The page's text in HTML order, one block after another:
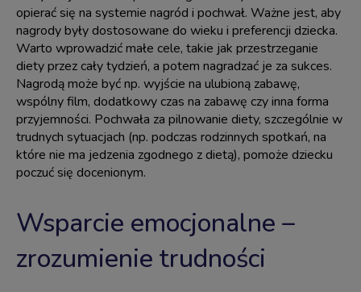
opierać się na systemie nagród i pochwał. Ważne jest, aby
nagrody były dostosowane do wieku i preferencji dziecka.
Warto wprowadzić małe cele, takie jak przestrzeganie
diety przez cały tydzień, a potem nagradzać je za sukces.
Nagrodą może być np. wyjście na ulubioną zabawę,
wspólny film, dodatkowy czas na zabawę czy inna forma
przyjemności. Pochwała za pilnowanie diety, szczególnie w
trudnych sytuacjach (np. podczas rodzinnych spotkań, na
które nie ma jedzenia zgodnego z dietą), pomoże dziecku
poczuć się docenionym.
Wsparcie emocjonalne –
zrozumienie trudności